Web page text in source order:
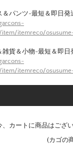
＆パンツ-最短＆即日発
itemreco/
雑貨＆小物-最短＆即日
itemreco/
、カートに商品はござい
(カゴの